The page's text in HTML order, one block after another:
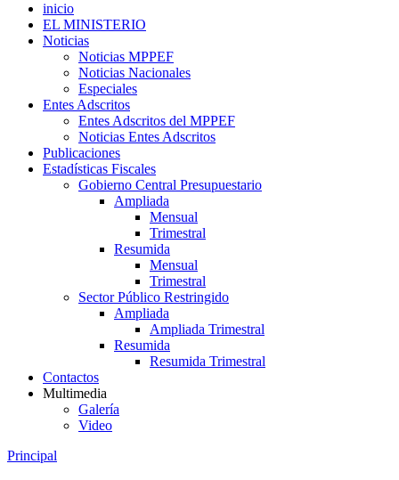
inicio
EL MINISTERIO
Noticias
Noticias MPPEF
Noticias Nacionales
Especiales
Entes Adscritos
Entes Adscritos del MPPEF
Noticias Entes Adscritos
Publicaciones
Estadísticas Fiscales
Gobierno Central Presupuestario
Ampliada
Mensual
Trimestral
Resumida
Mensual
Trimestral
Sector Público Restringido
Ampliada
Ampliada Trimestral
Resumida
Resumida Trimestral
Contactos
Multimedia
Galería
Video
Principal